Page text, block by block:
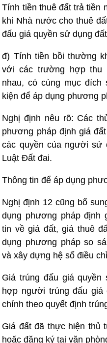
Tính tiền thuê đất trả tiền
khi Nhà nước cho thuê
đấu giá quyền sử dụng
đ) Tính tiền bồi thường
với các trường hợp thu
nhau, có cùng mục đích
kiện để áp dụng phương
Nghị định nêu rõ: Các
phương pháp định giá
các quyền của người sử
Luật Đất đai.
Thông tin để áp dụng
Nghị định 12 cũng bổ
dụng phương pháp định
tin về giá đất, giá thuê
dụng phương pháp so
và xây dựng hệ số điều
Giá trúng đấu giá
hợp người trúng đấu giá
chính theo quyết định
Giá đất đã thực hiện thủ
hoặc đăng ký tại văn